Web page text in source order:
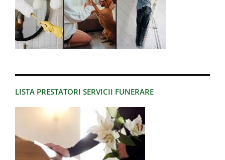
LISTA PRESTATORI SERVICII FUNERARE